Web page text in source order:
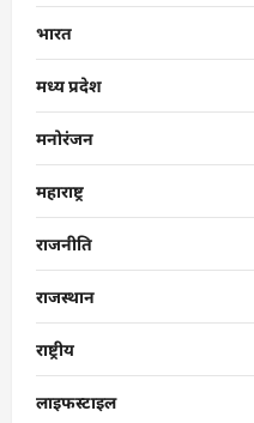
भारत
मध्य प्रदेश
मनोरंजन
महाराष्ट्र
राजनीति
राजस्थान
राष्ट्रीय
लाइफस्टाइल